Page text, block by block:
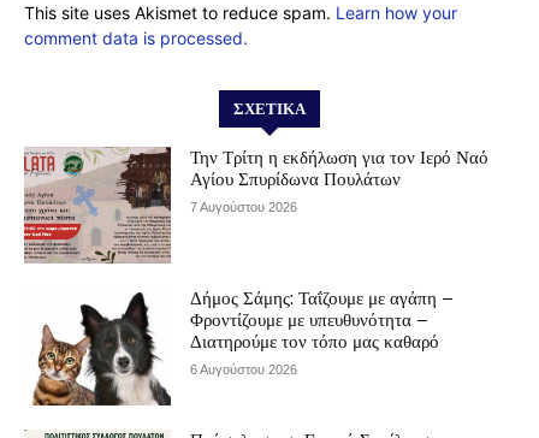
This site uses Akismet to reduce spam. Learn how your
comment data is processed.
ΣΧΕΤΙΚΆ
Την Τρίτη η εκδήλωση για τον Ιερό Ναό
Αγίου Σπυρίδωνα Πουλάτων
7 Αυγούστου 2026
Δήμος Σάμης: Ταΐζουμε με αγάπη –
Φροντίζουμε με υπευθυνότητα –
Διατηρούμε τον τόπο μας καθαρό
6 Αυγούστου 2026